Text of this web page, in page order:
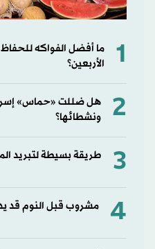
1
ما أفضل الفواكه
الأربعين؟
2
هل ضللت «حماس»
ونشطائها؟
3 طريقة بسيطة لتبريد
4 مشروب قبل النوم قد